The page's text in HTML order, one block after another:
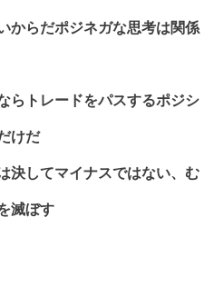
からだポジネガな思考は関係
らトレードをパスするポジシ
けだ
決してマイナスではない、む
滅ぼす